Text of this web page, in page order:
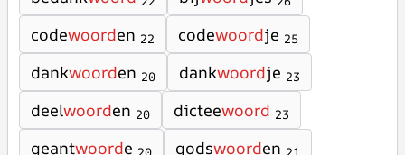
codewoorden 22 codewoordje 25
dankwoorden 20 dankwoordje 23
deelwoorden 20 dicteewoord 23
geantwoorde godswoorden